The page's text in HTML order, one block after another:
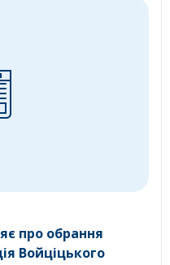
про обрання
Войціцького